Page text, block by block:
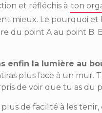
et réfléchis à ton
mieux. Le pourquoi et
du point A au point B.
enfin la lumière au
plus face à un mur.
de voir que tu as du
de facilité à les